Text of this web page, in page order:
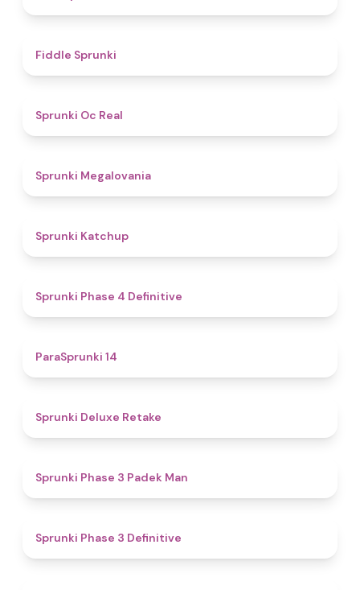
Fiddle Sprunki
Sprunki Oc Real
Sprunki Megalovania
Sprunki Katchup
Sprunki Phase 4 Definitive
ParaSprunki 14
Sprunki Deluxe Retake
Sprunki Phase 3 Padek Man
Sprunki Phase 3 Definitive